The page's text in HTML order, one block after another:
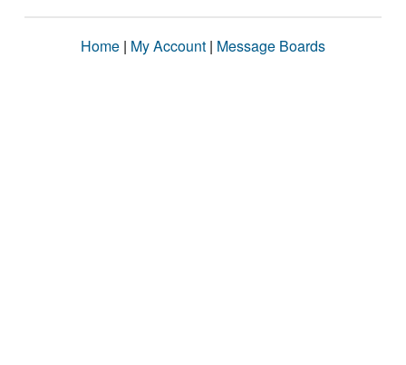
Home | My Account | Message Boards